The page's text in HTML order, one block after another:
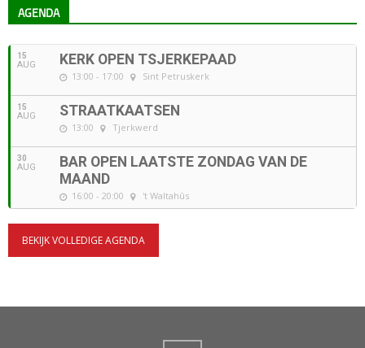
AGENDA
15
AUG KERK OPEN TSJERKEPAAD
13:00 - 17:00 Sint Petruskerk
15
AUG STRAATKAATSEN
13:00 Tjerkwerd
30
AUG
BAR OPEN LAATSTE ZONDAG VAN DE
MAAND
16:00 - 20:00 't Waltahûs
BEKIJK VOLLEDIGE AGENDA